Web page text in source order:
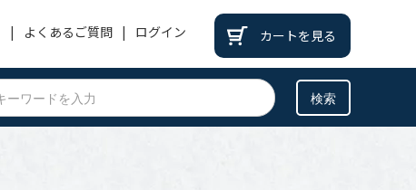
よくあるご質問 ログイン カートを見る